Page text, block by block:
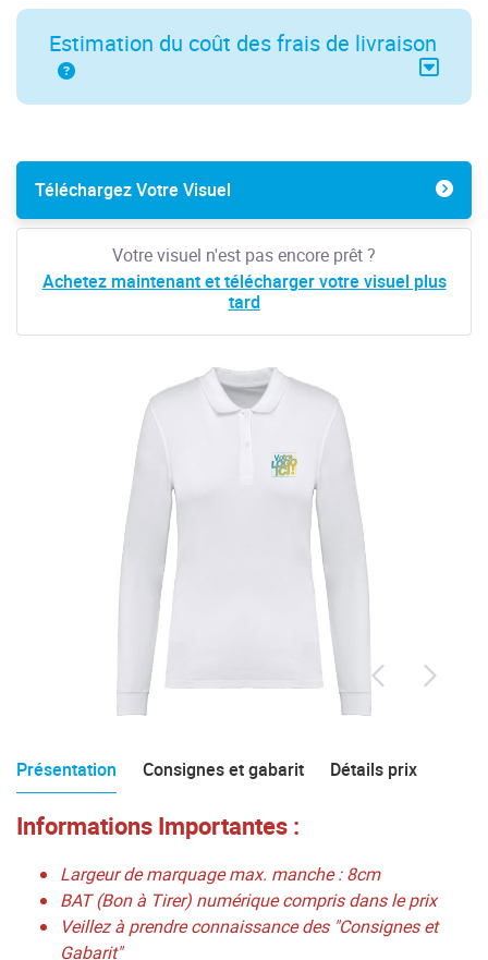
Estimation du coût des frais de livraison
Téléchargez Votre Visuel
Votre visuel n'est pas encore prêt ?
Achetez maintenant et télécharger votre visuel plus
tard
Présentation Consignes et gabarit Détails prix
Informations Importantes :
Largeur de marquage max. manche : 8cm
BAT (Bon à Tirer) numérique compris dans le prix
Veillez à prendre connaissance des "Consignes et
Gabarit"